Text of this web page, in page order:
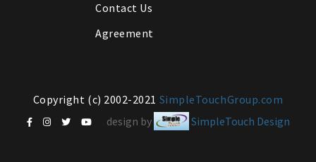
Contact Us
Agreement
Copyright (c) 2002-2021 SimpleTouchGroup.com
design by
SimpleTouch Design